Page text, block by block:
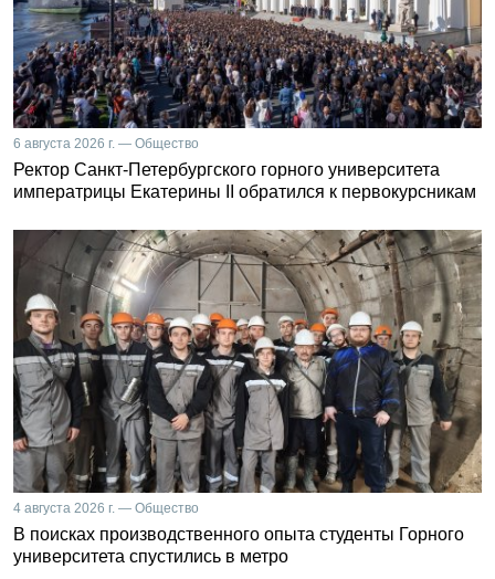
6 августа 2026 г. — Общество
Ректор Санкт-Петербургского горного университета
императрицы Екатерины II обратился к первокурсникам
4 августа 2026 г. — Общество
В поисках производственного опыта студенты Горного
университета спустились в метро